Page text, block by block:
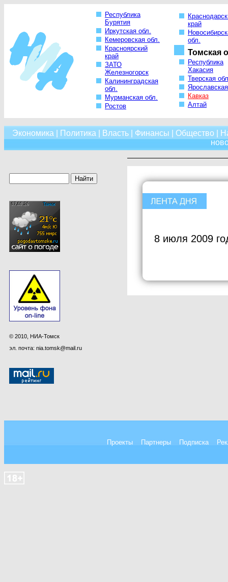
Республика
Бурятия
Иркутская обл.
Кемеровская обл.
Красноярский
край
ЗАТО
Железногорск
Калининградская
обл.
Мурманская обл.
Ростов
край
обл.
Томская
Республика
Хакасия
Тверская
Кавказ
Алтай
Экономика Политика Власть| Финансы Общество
© 2010, НИА-Томск
эл. почта: nia.tomsk@mail.ru
8 июля 2009
Проекты Партнеры Подписка